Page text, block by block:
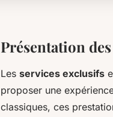
Présentation
Les services exclusifs
proposer une
classiques, ces